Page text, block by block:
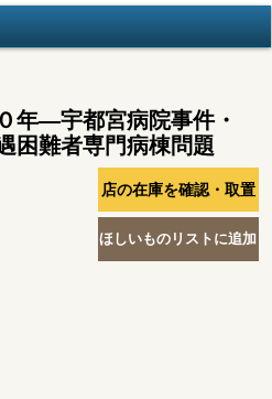
年―宇都宮病院事件・
困難者専門病棟問題